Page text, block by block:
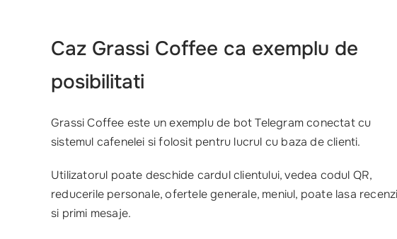
Caz Grassi Coffee ca exemplu de
posibilitati
Grassi Coffee este un exemplu de bot Telegram conectat cu
sistemul cafenelei si folosit pentru lucrul cu baza de clienti.
Utilizatorul poate deschide cardul clientului, vedea codul QR,
reducerile personale, ofertele generale, meniul, poate lasa
si primi mesaje.